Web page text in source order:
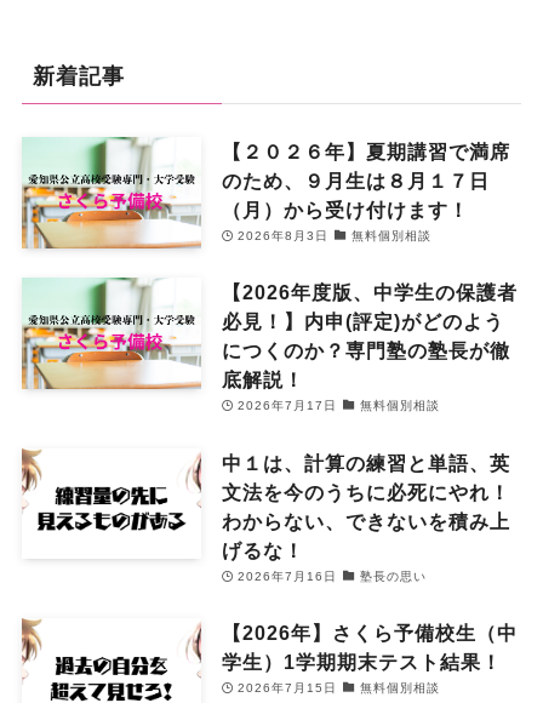
新着記事
【２０２６年】夏期講習で満席
のため、９月生は８月１７日
（月）から受け付けます！
2026年8月3日 無料個別相談
【2026年度版、中学生の保護者
必見！】内申(評定)がどのよう
につくのか？専門塾の塾長が徹
底解説！
2026年7月17日 無料個別相談
中１は、計算の練習と単語、英
文法を今のうちに必死にやれ！
わからない、できないを積み上
げるな！
2026年7月16日 塾長の思い
【2026年】さくら予備校生（中
学生）1学期期末テスト結果！
2026年7月15日 無料個別相談